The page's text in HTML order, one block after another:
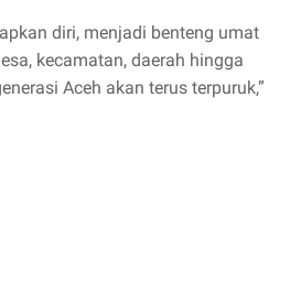
diri, menjadi benteng umat
kecamatan, daerah hingga
Aceh akan terus terpuruk,”